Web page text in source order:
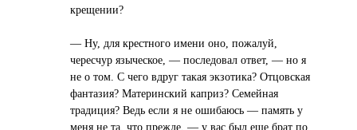
крещении?
— Ну, для крестного имени оно, пожалуй,
чересчур языческое, — последовал ответ, — но я
не о том. С чего вдруг такая экзотика? Отцовская
фантазия? Материнский каприз? Семейная
традиция? Ведь если я не ошибаюсь — память у
меня не та, что прежде, — у вас был еще брат по